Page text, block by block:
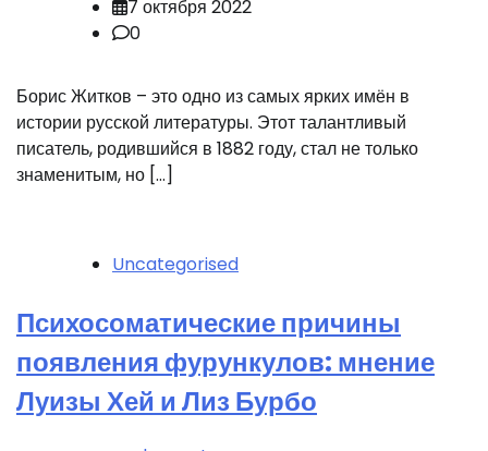
7 октября 2022
0
Борис Житков – это одно из самых ярких имён в
истории русской литературы. Этот талантливый
писатель, родившийся в 1882 году, стал не только
знаменитым, но […]
Uncategorised
Психосоматические причины
появления фурункулов: мнение
Луизы Хей и Лиз Бурбо